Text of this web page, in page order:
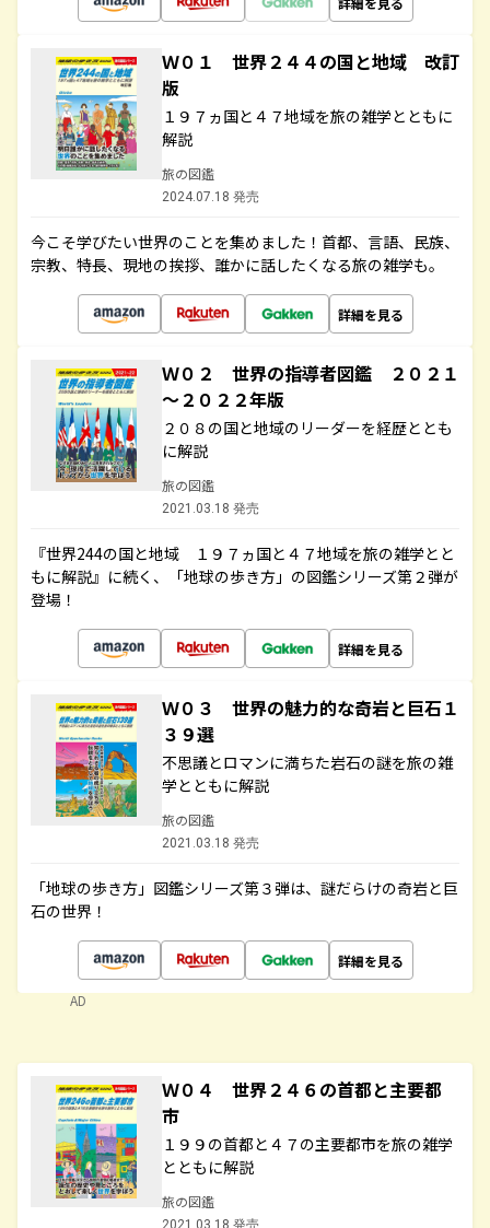
Ｗ０１ 世界２４４の国と地域 改訂
版
１９７ヵ国と４７地域を旅の雑学とともに
解説
旅の図鑑
2024.07.18 発売
今こそ学びたい世界のことを集めました！首都、言語、民族、
宗教、特長、現地の挨拶、誰かに話したくなる旅の雑学も。
詳細を見る
Ｗ０２ 世界の指導者図鑑 ２０２１
～２０２２年版
２０８の国と地域のリーダーを経歴ととも
に解説
旅の図鑑
2021.03.18 発売
『世界244の国と地域 １９７ヵ国と４７地域を旅の雑学とと
もに解説』に続く、「地球の歩き方」の図鑑シリーズ第２弾が
登場！
詳細を見る
Ｗ０３ 世界の魅力的な奇岩と巨石１
３９選
不思議とロマンに満ちた岩石の謎を旅の雑
学とともに解説
旅の図鑑
2021.03.18 発売
「地球の歩き方」図鑑シリーズ第３弾は、謎だらけの奇岩と巨
石の世界！
詳細を見る
AD
Ｗ０４ 世界２４６の首都と主要都
市
１９９の首都と４７の主要都市を旅の雑学
とともに解説
旅の図鑑
2021.03.18 発売